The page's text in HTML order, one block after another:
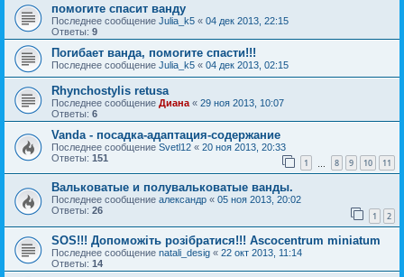
помогите спасит ванду
Последнее сообщение Julia_k5 « 04 дек 2013, 22:15
Ответы: 9
Погибает ванда, помогите спасти!!!
Последнее сообщение Julia_k5 « 04 дек 2013, 02:15
Rhynchostylis retusa
Последнее сообщение Диана « 29 ноя 2013, 10:07
Ответы: 6
Vanda - посадка-адаптация-содержание
Последнее сообщение Svetl12 « 20 ноя 2013, 20:33
Ответы: 151 1 8 9 10 11
Вальковатые и полувальковатые ванды.
Последнее сообщение александр « 05 ноя 2013, 20:02
Ответы: 26 1 2
SOS!!! Допоможіть розібратися!!! Ascocentrum miniatum
Последнее сообщение natali_desig « 22 окт 2013, 11:14
Ответы: 14